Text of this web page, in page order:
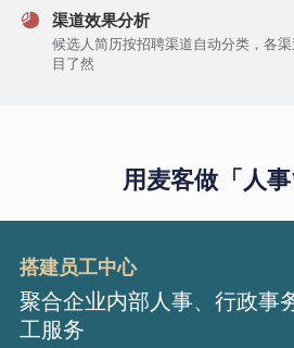
渠道效果分析
候选人简历按招聘渠道自动分类，各
目了然
用麦客做「人事
搭建员工中心
聚合企业内部人事、行政事
工服务